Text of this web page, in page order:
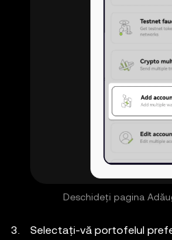
Deschideți pagina
Selectați-vă portofelul